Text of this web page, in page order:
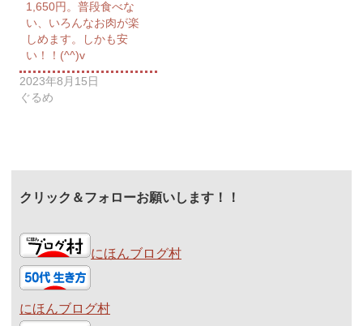
1,650円。普段食べな
い、いろんなお肉が楽
しめます。しかも安
い！！(^^)v
2023年8月15日
ぐるめ
クリック＆フォローお願いします！！
にほんブログ村
にほんブログ村